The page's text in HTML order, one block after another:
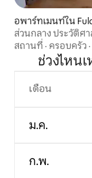
อพาร์ทเมนท์ใน
ส่วนกลาง ประวัติศ
สถานที่ · ครอบครัว ·
ช่วงไหน
เดือน
ม.ค.
ก.พ.